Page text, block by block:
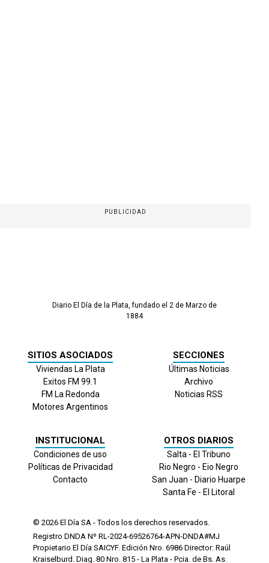
PUBLICIDAD
Diario El Día de la Plata, fundado el 2 de Marzo de
1884
SITIOS ASOCIADOS
Viviendas La Plata
Exitos FM 99.1
FM La Redonda
Motores Argentinos
SECCIONES
Últimas Noticias
Archivo
Noticias RSS
INSTITUCIONAL
Condiciones de uso
Políticas de Privacidad
Contacto
OTROS DIARIOS
Salta - El Tribuno
Rio Negro - Eio Negro
San Juan - Diario Huarpe
Santa Fe - El Litoral
© 2026 El Día SA - Todos los derechos reservados.
Registro DNDA Nº RL-2024-69526764-APN-DNDA#MJ
Propietario El Día SAICYF. Edición Nro. 6986 Director: Raúl
Kraiselburd. Diag. 80 Nro. 815 - La Plata - Pcia. de Bs. As.